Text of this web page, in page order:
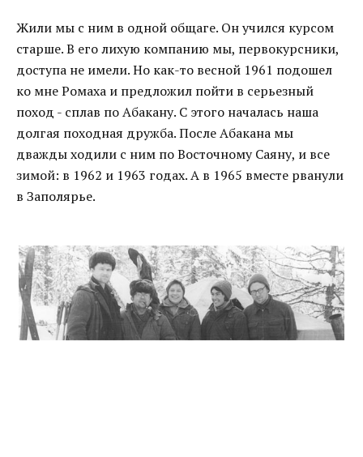
Жили мы с ним в одной общаге. Он учился курсом
старше. В его лихую компанию мы, первокурсники,
доступа не имели. Но как-то весной 1961 подошел
ко мне Ромаха и предложил пойти в серьезный
поход - сплав по Абакану. С этого началась наша
долгая походная дружба. После Абакана мы
дважды ходили с ним по Восточному Саяну, и все
зимой: в 1962 и 1963 годах. А в 1965 вместе рванули
в Заполярье.